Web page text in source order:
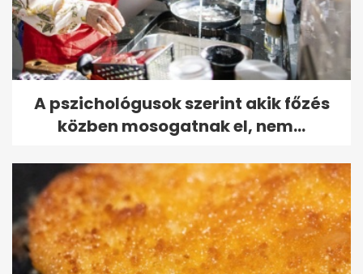
A pszichológusok szerint akik főzés
közben mosogatnak el, nem...